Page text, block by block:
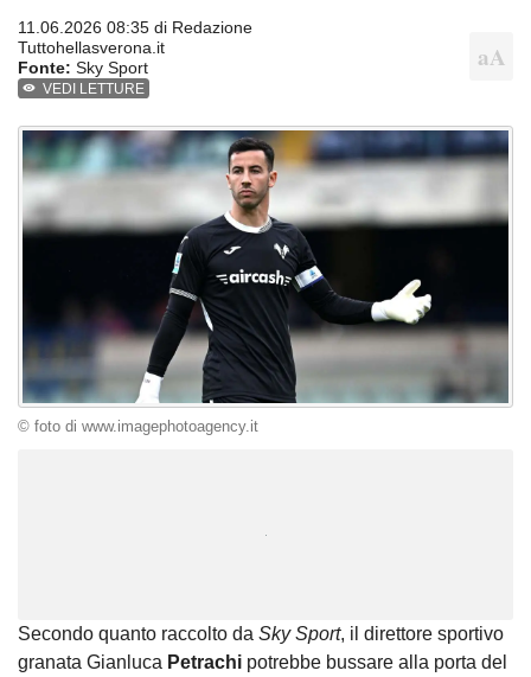
11.06.2026 08:35 di Redazione
Tuttohellasverona.it
Fonte: Sky Sport
VEDI LETTURE
© foto di www.imagephotoagency.it
Secondo quanto raccolto da Sky Sport, il direttore sportivo
granata Gianluca Petrachi potrebbe bussare alla porta del